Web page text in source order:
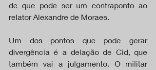
de que pode ser um contraponto ao
relator Alexandre de Moraes.
Um dos pontos que pode gerar
divergência é a delação de Cid, que
também vai a julgamento. O militar